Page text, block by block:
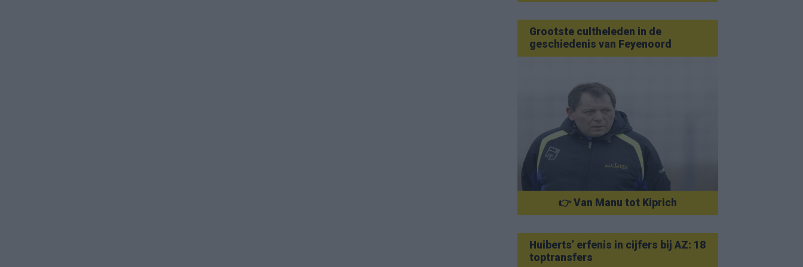
Grootste cultheleden in de
geschiedenis van Feyenoord
👉 Van Manu tot Kiprich
Huiberts’ erfenis in cijfers bij AZ: 18
toptransfers